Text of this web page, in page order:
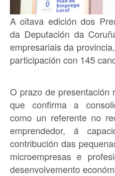
A oitava edición dos
da Deputación da
empresariais da
participación con 145
O prazo de presentación
que confirma a
como un referente no
emprendedor, á
contribución das
microempresas e
desenvolvemento